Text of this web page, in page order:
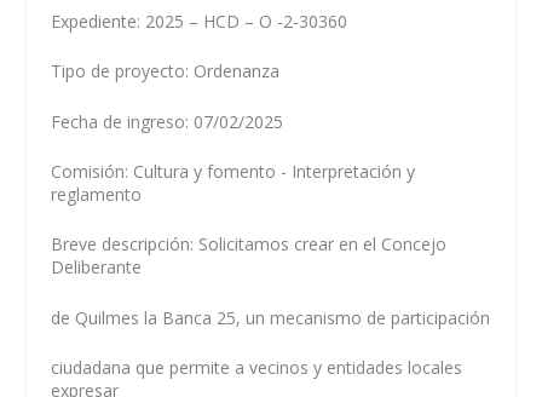
Expediente: 2025 – HCD – O -2-30360
Tipo de proyecto: Ordenanza
Fecha de ingreso: 07/02/2025
Comisión: Cultura y fomento - Interpretación y
reglamento
Breve descripción: Solicitamos crear en el Concejo
Deliberante
de Quilmes la Banca 25, un mecanismo de participación
ciudadana que permite a vecinos y entidades locales
expresar